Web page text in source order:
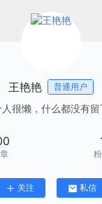
王艳艳 普通用户
很懒，什么都没有留
关注 私信